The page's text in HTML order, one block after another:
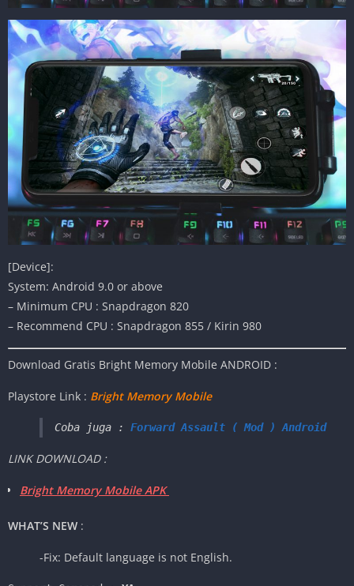
[Device]:
System: Android 9.0 or above
– Minimum CPU : Snapdragon 820
– Recommend CPU : Snapdragon 855 / Kirin 980
Download Gratis Bright Memory Mobile ANDROID :
Playstore Link : Bright Memory Mobile
Coba juga : Forward Assault ( Mod ) Android
LINK DOWNLOAD :
Bright Memory Mobile APK
WHAT’S NEW :
-Fix: Default language is not English.